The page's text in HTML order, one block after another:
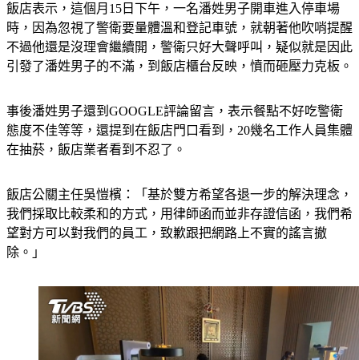
飯店表示，這個月15日下午，一名潘姓男子開車進入停車場
時，因為忽視了警衛要量體溫和登記車號，就朝著他吹哨提醒
不過他還是沒理會繼續開，警衛只好大聲呼叫，疑似就是因此
引發了潘姓男子的不滿，到飯店櫃台反映，憤而砸壓力克板。
事後潘姓男子還到GOOGLE評論留言，表示餐點不好吃警衛
態度不佳等等，還提到在飯店門口看到，20幾名工作人員集體
在抽菸，飯店業者看到不忍了。
飯店公關主任吳愷檳：「基於雙方希望各退一步的解決理念，
我們採取比較柔和的方式，用律師函而並非存證信函，我們希
望對方可以對我們的員工，致歉跟把網路上不實的謠言撤
除。」